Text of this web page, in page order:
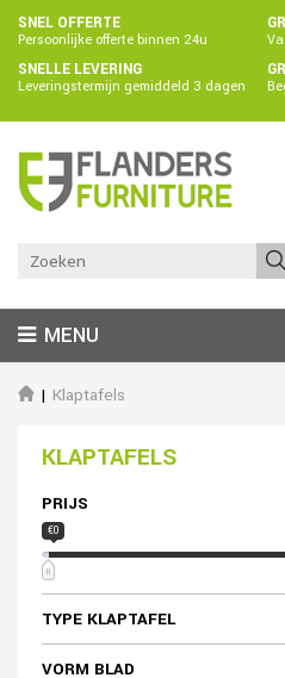
SNEL OFFERTE
Persoonlijke offerte binnen 24u
SNELLE LEVERING
Leveringstermijn gemiddeld 3 dagen
MENU
Klaptafels
KLAPTAFELS
PRIJS
€0
TYPE KLAPTAFEL
VORM BLAD